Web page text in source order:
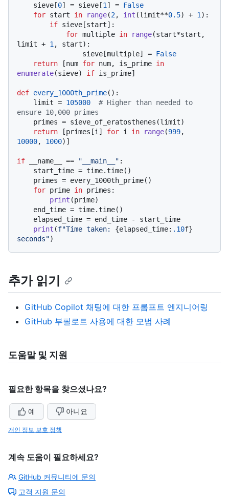
    sieve[
0] = sieve[1 ] = False
for start in range(2, int (limit**0.5) + 1 ):
if sieve[start]:
for multiple in range(start*start,
limit + 1 , start):
                sieve[multiple] =
False
return [num for num, is_prime in
enumerate(sieve) if is_prime]
def every_1000th_prime():
    limit =
105000
# Higher than needed to
ensure 10,000 primes
return [primes[i] for i in range(999
10000, 1000)]
if __name__ == "__main__" :
for prime in primes:
print (prime)
print (f"Time taken: {elapsed_time: .10f}
seconds"
추가 읽기
GitHub Copilot 채팅에 대한 프롬프트 엔지니어링
GitHub 부필로트 사용에 대한 모범 사례
도움말 및 지원
필요한 항목을 찾으셨나요?
예 아니요
개인 정보 보호 정책
계속 도움이 필요하세요?
GitHub 커뮤니티에 문의
고객 지원 문의